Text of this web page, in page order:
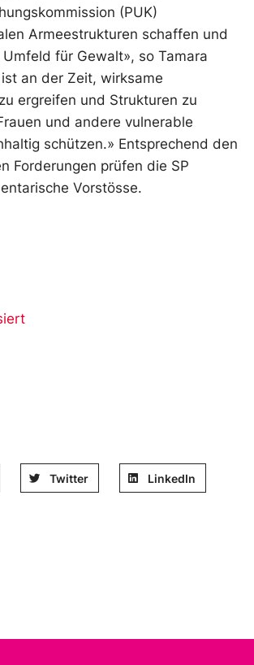
(PUK)
Armeestrukturen schaffen und
für Gewalt», so Tamara
ist an der Zeit, wirksame
ergreifen und Strukturen zu
und andere vulnerable
schützen.» Entsprechend den
Forderungen prüfen die SP
Vorstösse.
Twitter LinkedIn